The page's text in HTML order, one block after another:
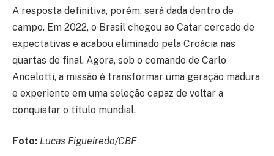
A resposta definitiva, porém, será dada dentro de
campo. Em 2022, o Brasil chegou ao Catar cercado de
expectativas e acabou eliminado pela Croácia nas
quartas de final. Agora, sob o comando de Carlo
Ancelotti, a missão é transformar uma geração madura
e experiente em uma seleção capaz de voltar a
conquistar o título mundial.
Foto: Lucas Figueiredo/CBF